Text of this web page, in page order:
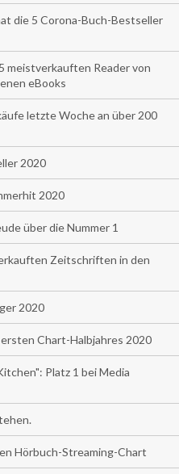
die 5 Corona-Buch-Bestseller
meistverkauften Reader von
eBooks
letzte Woche an über 200
2020
2020
über die Nummer 1
Zeitschriften in den
2020
Chart-Halbjahres 2020
Platz 1 bei Media
Hörbuch-Streaming-Chart